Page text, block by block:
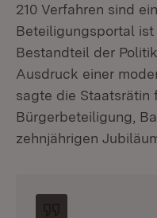
210 Verfahren sind
Beteiligungsportal
Bestandteil der
Ausdruck einer
sagte die Staatsrätin
Bürgerbeteiligung,
zehnjährigen